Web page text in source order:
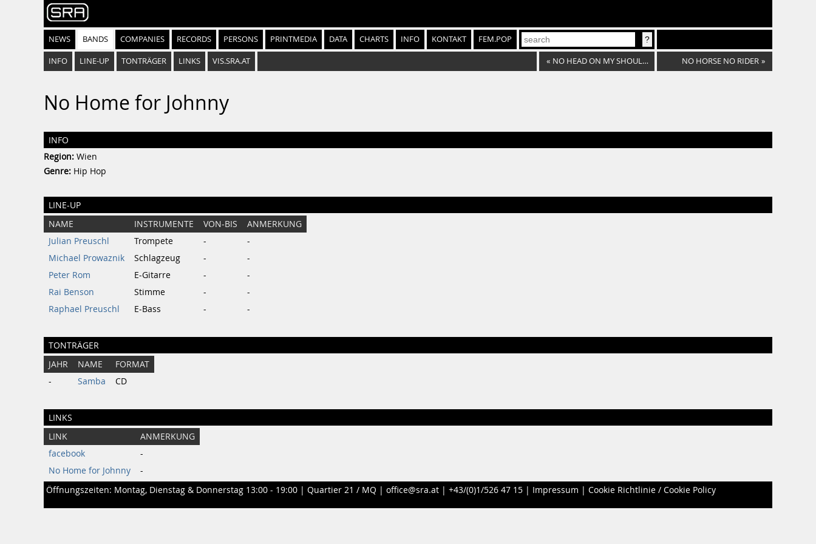
NEWS BANDS COMPANIES RECORDS PERSONS PRINTMEDIA DATA CHARTS INFO KONTAKT FEM.POP
INFO LINE-UP TONTRÄGER LINKS VIS.SRA.AT « NO HEAD ON MY SHOULDERS NO HORSE NO RIDER »
No Home for Johnny
INFO
Region: Wien
Genre: Hip Hop
LINE-UP
NAME INSTRUMENTE VON-BIS
ANMERKUNG
Julian Preuschl
Trompete -
-
Michael Prowaznik
Schlagzeug -
-
Peter Rom
E-Gitarre -
-
Rai Benson
Stimme -
-
Raphael Preuschl
E-Bass - -
TONTRÄGER
JAHR NAME
FORMAT
-
Samba CD
LINKS
LINK
ANMERKUNG
facebook
-
No Home for Johnny
-
Öffnungszeiten: Montag, Dienstag & Donnerstag 13:00 - 19:00 | Quartier 21 / MQ | office@sra.at | +43/(0)1/526 47 15 | Impressum | Cookie Richtlinie / Cookie Policy